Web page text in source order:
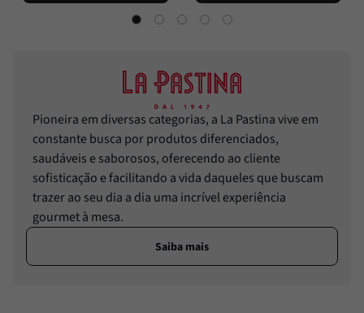
Pioneira em diversas categorias, a La Pastina vive em
constante busca por produtos diferenciados,
saudáveis e saborosos, oferecendo ao cliente
sofisticação e facilitando a vida daqueles que buscam
trazer ao seu dia a dia uma incrível experiência
gourmet à mesa.
Saiba mais